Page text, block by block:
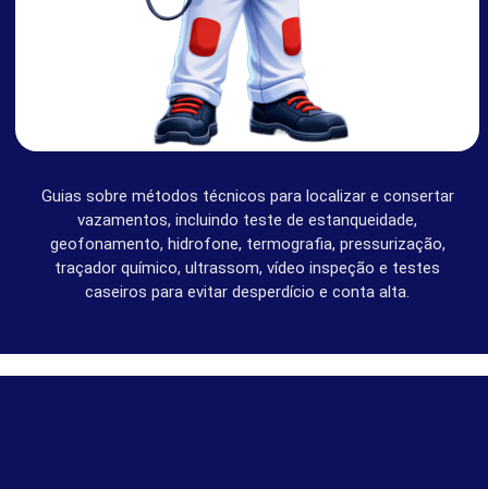
Guias sobre métodos técnicos para localizar e consertar
vazamentos, incluindo teste de estanqueidade,
geofonamento, hidrofone, termografia, pressurização,
traçador químico, ultrassom, vídeo inspeção e testes
caseiros para evitar desperdício e conta alta.